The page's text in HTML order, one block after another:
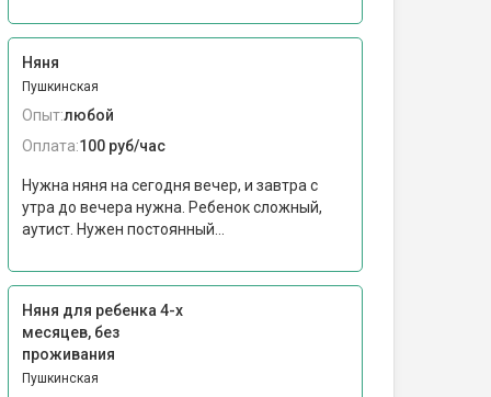
Няня
Пушкинская
Опыт:любой
Оплата:100 руб/час
Нужна няня на сегодня вечер, и завтра с
утра до вечера нужна. Ребенок сложный,
аутист. Нужен постоянный...
Няня для ребенка 4-х
месяцев, без
проживания
Пушкинская